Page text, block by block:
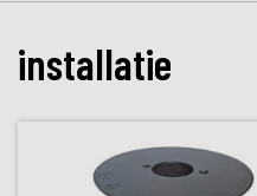
installatie